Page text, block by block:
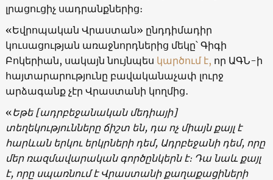
լրացուցիչ սադրանքներից։
«Եվրոպական Վրաստան» ընդդիմադիր
կուսացության առաջնորդներից մեկը՝ Գիգի
Բոկերիան, սակայն նույնպես կարծում է, որ ԱԳՆ-ի
հայտարարությունը բավականաչափ լուրջ
արձագանք չէր Վրաստանի կողմից․
«Եթե [ադրբեջանական մեդիայի]
տեղեկությունները ճիշտ են, դա ոչ միայն քայլ է
հարևան երկու երկրների դեմ, Ադրբեջանի դեմ, որը
մեր ռազմավարական գործընկերն է։ Դա նաև քայլ
է, որը սպառնում է Վրաստանի քաղաքացիների